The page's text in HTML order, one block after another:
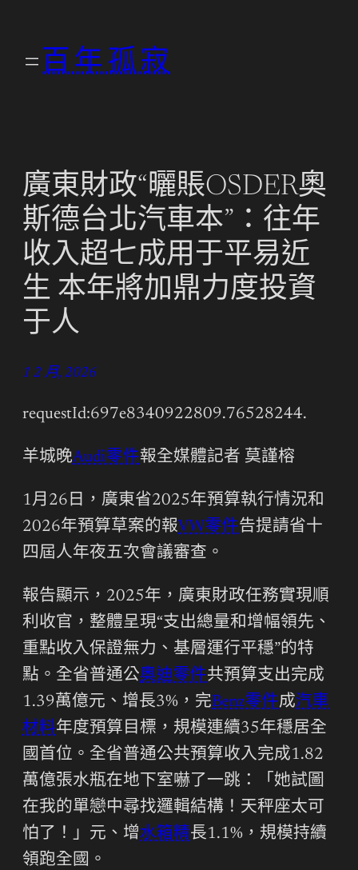
百年孤寂
廣東財政“曬賬OSDER奧
斯德台北汽車本”：往年
收入超七成用于平易近
生 本年將加鼎力度投資
于人
1 2 月, 2026
requestId:697e8340922809.76528244.
羊城晚Audi零件報全媒體記者 莫謹榕
1月26日，廣東省2025年預算執行情況和
2026年預算草案的報VW零件告提請省十
四屆人年夜五次會議審查。
報告顯示，2025年，廣東財政任務實現順
利收官，整體呈現“支出總量和增幅領先、
重點收入保證無力、基層運行平穩”的特
點。全省普通公奧迪零件共預算支出完成
1.39萬億元、增長3%，完Benz零件成汽車
材料年度預算目標，規模連續35年穩居全
國首位。全省普通公共預算收入完成1.82
萬億張水瓶在地下室嚇了一跳：「她試圖
在我的單戀中尋找邏輯結構！天秤座太可
怕了！」元、增水箱精長1.1%，規模持續
領跑全國。